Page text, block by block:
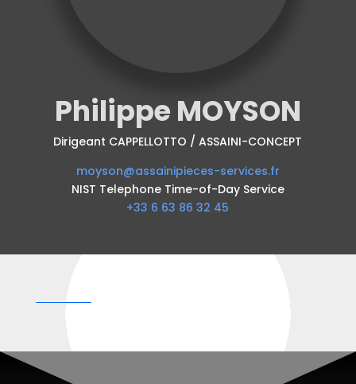
Philippe MOYSON
Dirigeant CAPPELLOTTO / ASSAINI-CONCEPT
moyson@assainipieces-services.fr
NIST Telephone Time-of-Day Service
+33 6 63 86 32 45